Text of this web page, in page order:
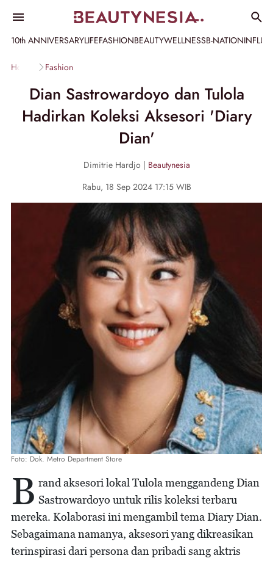
10th ANNIVERSARYLIFEFASHIONBEAUTYWELLNESSB-NATION
Home Fashion
Dian Sastrowardoyo dan Tulola
Hadirkan Koleksi Aksesori 'Diary
Dian'
Dimitrie Hardjo | Beautynesia
Rabu, 18 Sep 2024 17:15 WIB
Foto: Dok. Metro Department Store
B rand aksesori lokal Tulola menggandeng Dian
Sastrowardoyo untuk rilis koleksi terbaru
mereka. Kolaborasi ini mengambil tema Diary Dian.
Sebagaimana namanya, aksesori yang dikreasikan
terinspirasi dari persona dan pribadi sang aktris